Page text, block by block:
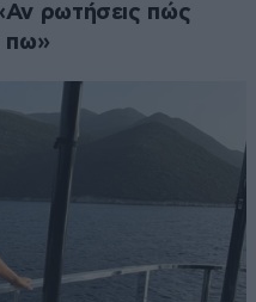
ρωτήσεις πώς
πω»